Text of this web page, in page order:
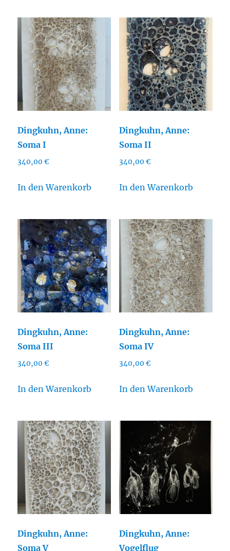
Dingkuhn, Anne:
Soma I
340,00€
In den Warenkorb
Dingkuhn, Anne:
Soma II
340,00 €
In den Warenkorb
Dingkuhn, Anne:
Soma III
340,00€
In den Warenkorb
Dingkuhn, Anne:
Soma IV
340,00 €
In den Warenkorb
Dingkuhn, Anne:
Soma V
Dingkuhn, Anne:
Vogelflug